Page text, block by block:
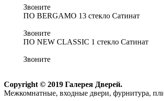
Звоните
ПО BERGAMO 13 стекло Сатинат
Звоните
ПО NEW CLASSIC 1 стекло Сатинат
Звоните
Copyright © 2019 Галерея Дверей.
Межкомнатные, входные двери, фурнитура,